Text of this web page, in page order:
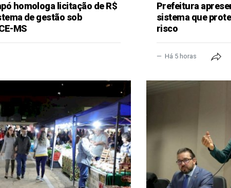
homologa licitação de R$
de gestão sob
MS
Prefeitura
sistema que
risco
Há 5 horas